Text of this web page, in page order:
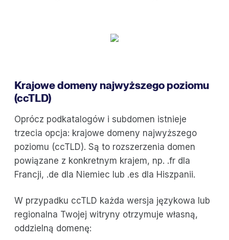
Krajowe domeny najwyższego poziomu
(ccTLD)
Oprócz podkatalogów i subdomen istnieje
trzecia opcja: krajowe domeny najwyższego
poziomu (ccTLD). Są to rozszerzenia domen
powiązane z konkretnym krajem, np. .fr dla
Francji, .de dla Niemiec lub .es dla Hiszpanii.
W przypadku ccTLD każda wersja językowa lub
regionalna Twojej witryny otrzymuje własną,
oddzielną domenę: